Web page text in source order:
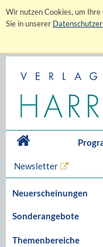
Wir nutzen Cookies, um
Sie in unserer
Newsletter
Neuerscheinungen
Sonderangebote
Themenbereiche